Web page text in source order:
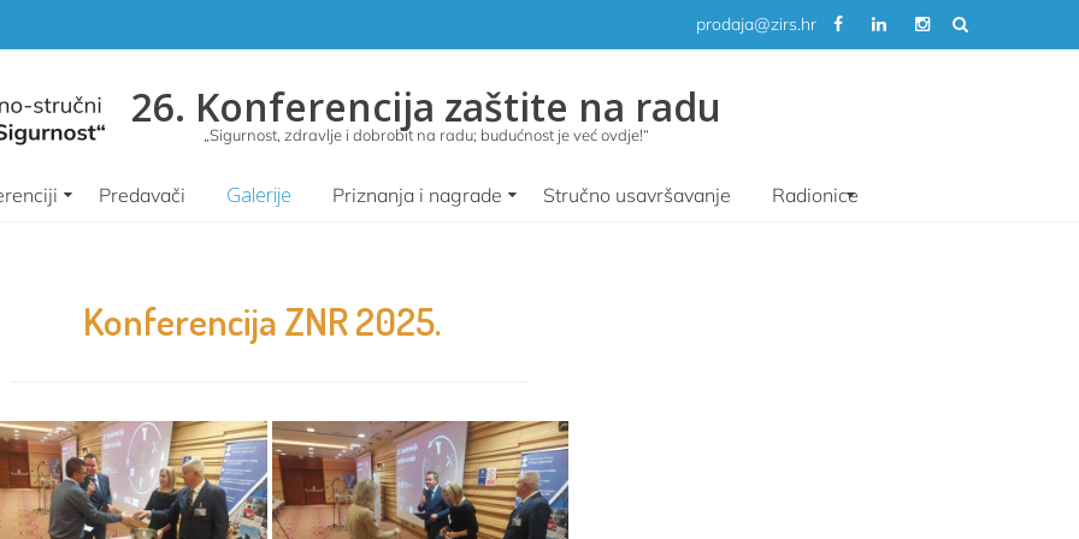
prodaja@zirs.hr
26. Konferencija zaštite na radu
„Sigurnost, zdravlje i dobrobit na radu; budućnost je već ovdje!“
Predavači Galerije Priznanja i nagrade Stručno usavršavanje Radionice
Konferencija ZNR 2025.